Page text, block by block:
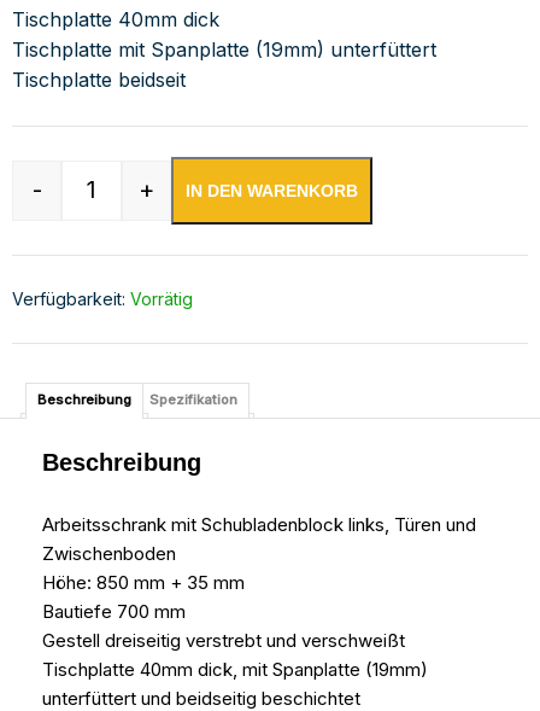
Tischplatte 40mm dick
Tischplatte mit Spanplatte (19mm) unterfüttert
Tischplatte beidseit
Edelstahl Arbeitsschrank mit Schubladenblock
- + IN DEN WARENKORB
Verfügbarkeit: Vorrätig
Beschreibung Spezifikation
Beschreibung
Arbeitsschrank mit Schubladenblock links, Türen und
Zwischenboden
Höhe: 850 mm + 35 mm
Bautiefe 700 mm
Gestell dreiseitig verstrebt und verschweißt
Tischplatte 40mm dick, mit Spanplatte (19mm)
unterfüttert und beidseitig beschichtet